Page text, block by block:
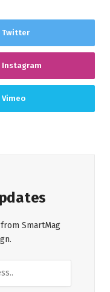
Twitter
Instagram
Vimeo
SmartMag